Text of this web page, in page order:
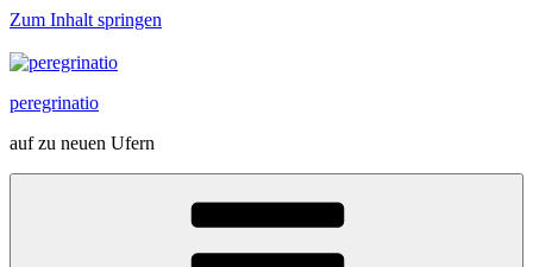
Zum Inhalt springen
peregrinatio
auf zu neuen Ufern